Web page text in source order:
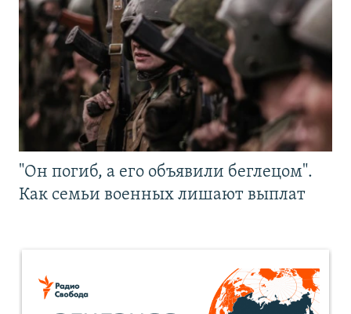
"Он погиб, а его объявили беглецом".
Как семьи военных лишают выплат